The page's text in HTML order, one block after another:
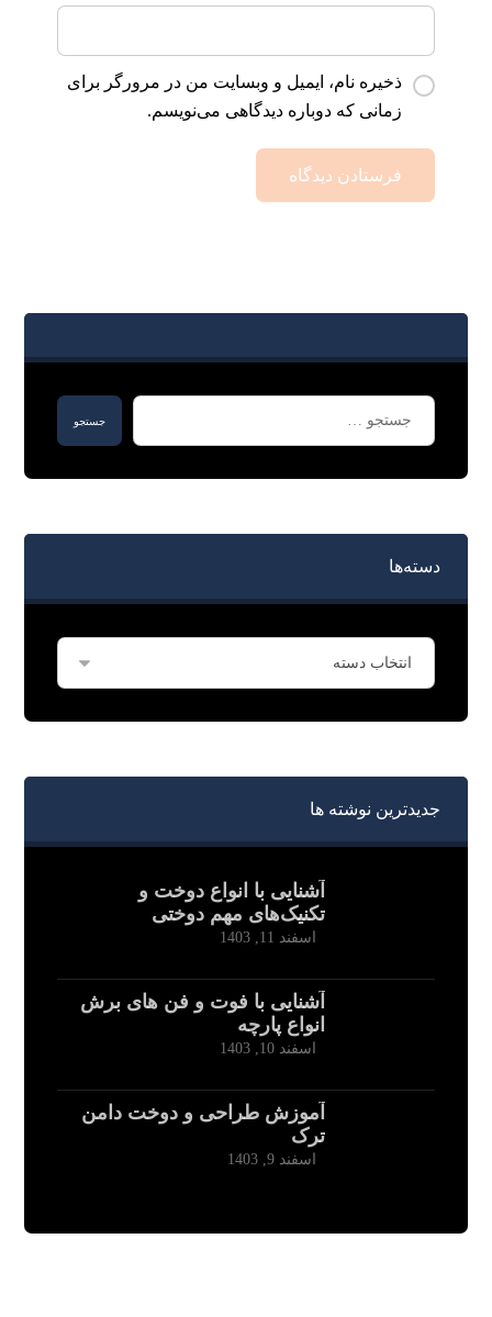
ذخیره نام، ایمیل و وبسایت من در مرورگر برای
زمانی که دوباره دیدگاهی می‌نویسم.
دسته‌ها
جدیدترین نوشته ها
آشنایی با انواع دوخت و
تکنیک‌های مهم دوختی
اسفند 11, 1403
آشنایی با فوت و فن های برش
انواع پارچه
اسفند 10, 1403
آموزش طراحی و دوخت دامن
ترک
اسفند 9, 1403